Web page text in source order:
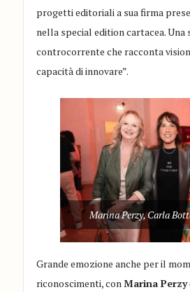
progetti editoriali a sua firma
nella special edition cartacea. Una
controcorrente che racconta
capacità di innovare”.
Marina Perzy, Carla
Grande emozione anche per il
riconoscimenti, conMarina Perzy